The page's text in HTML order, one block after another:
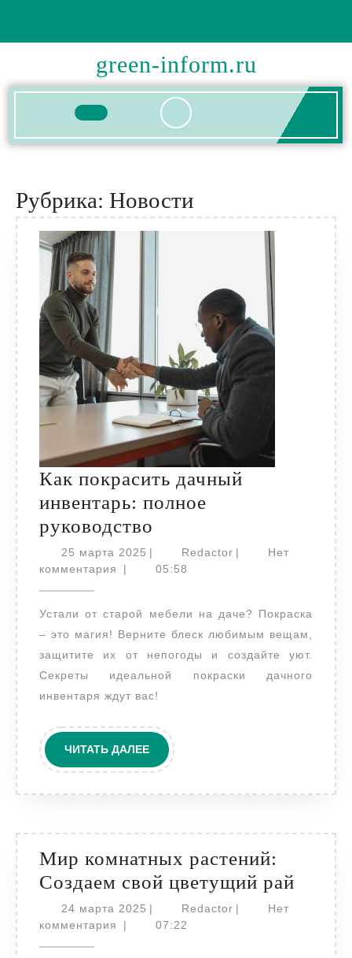
содержимому
green-inform.ru
Кнопка
Рубрика: Новости
Как покрасить дачный
инвентарь: полное
руководство
покрасить
дачный
полное
руководство
25 марта 2025 25
марта
| RedactorRedactor
|
Нет
комментария
| 05:58
Устали от старой мебели на даче? Покраска
– это магия! Верните блеск любимым вещам,
защитите их от непогоды и создайте уют.
Секреты идеальной покраски дачного
инвентаря ждут вас!
ЧИТАТЬ ДАЛЕЕЧИТАТЬ
ДАЛЕЕ
Мир комнатных растений:
Создаем свой цветущий рай
24 марта 2025 24
марта
| RedactorRedactor
|
Нет
комментария
| 07:22